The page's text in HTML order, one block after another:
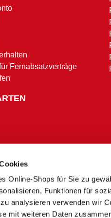
Online-Shops für Sie zu
Funktionen für
analysieren verwenden wir
mit weiteren Daten
Fernabsatzverträge